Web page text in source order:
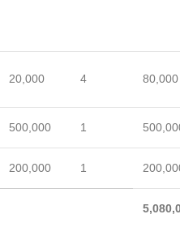
20,000 4 80,000
500,000 1
200,000 1